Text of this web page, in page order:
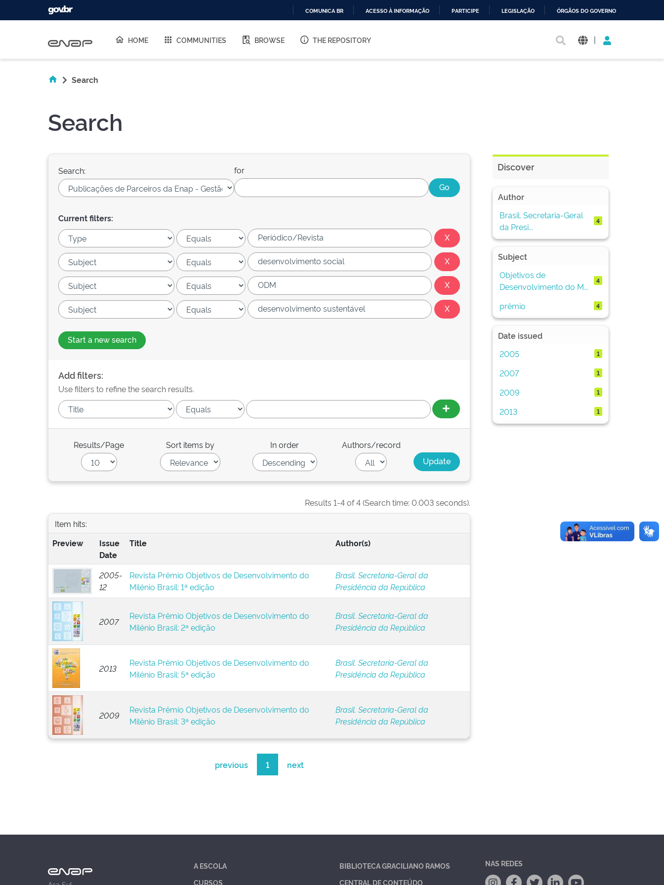
O
COMUNICA BR ACESSO À INFORMAÇÃO PARTICIPE LEGISLAÇÃO ÓRGÃOS DO GOVERNO
HOME COMMUNITIES BROWSE THE REPOSITORY |
Search
Search
Search: for
Current filters:
Start a new search
Add filters:
Use filters to refine the search results.
Results/Page Sort items by In order Authors/record
Results 1-4 of 4 (Search time: 0.003 seconds).
Item hits:
Preview
Issue
Date
Title Author(s)
2005-
12
Revista Prêmio Objetivos de Desenvolvimento do
Milênio Brasil: 1ª edição
Brasil. Secretaria-Geral da
Presidência da República
2007
Revista Prêmio Objetivos de Desenvolvimento do
Milênio Brasil: 2ª edição
Brasil. Secretaria-Geral da
Presidência da República
2013
Revista Prêmio Objetivos de Desenvolvimento do
Milênio Brasil: 5ª edição
Brasil. Secretaria-Geral da
Presidência da República
2009
Revista Prêmio Objetivos de Desenvolvimento do
Milênio Brasil: 3ª edição
Brasil. Secretaria-Geral da
Presidência da República
previous 1 next
Discover
Author
Brasil. Secretaria-Geral
da Presi...
4
Subject
Objetivos de
Desenvolvimento do M...
4
prêmio 4
Date issued
2005
1
2007 1
2009 1
2013 1
A ESCOLA
CURSOS
BIBLIOTECA GRACILIANO RAMOS
CENTRAL DE CONTEÚDO
NAS REDES